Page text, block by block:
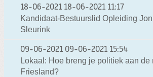
18-06-2021 18-06-2021 11:17
Kandidaat-Bestuurslid Opleiding
Sleurink
09-06-2021 09-06-2021 15:54
Lokaal: Hoe breng je politiek aan de
Friesland?